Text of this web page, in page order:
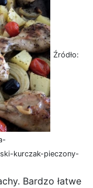
Źródło:
kurczak-pieczony-
Bardzo łatwe